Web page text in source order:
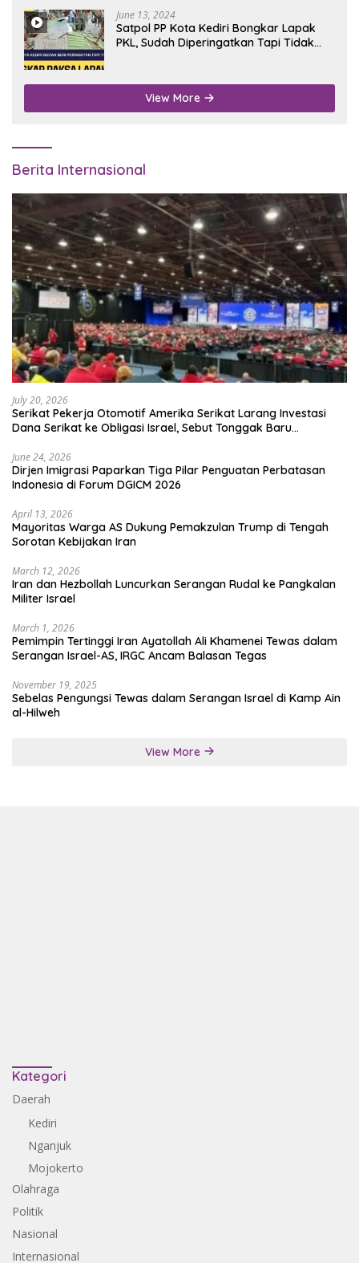
June 13, 2024
Satpol PP Kota Kediri Bongkar Lapak
PKL, Sudah Diperingatkan Tapi Tidak
View More
Berita Internasional
July 20, 2026
Serikat Pekerja Otomotif Amerika Serikat Larang Investasi
Dana Serikat ke Obligasi Israel, Sebut Tonggak Baru
June 24, 2026
Dirjen Imigrasi Paparkan Tiga Pilar Penguatan Perbatasan
Indonesia di Forum DGICM 2026
April 13, 2026
Mayoritas Warga AS Dukung Pemakzulan Trump di Tengah
Sorotan Kebijakan Iran
March 12, 2026
Iran dan Hezbollah Luncurkan Serangan Rudal ke Pangkalan
Militer Israel
March 1, 2026
Pemimpin Tertinggi Iran Ayatollah Ali Khamenei Tewas dalam
Serangan Israel-AS, IRGC Ancam Balasan Tegas
November 19, 2025
Sebelas Pengungsi Tewas dalam Serangan Israel di Kamp Ain
al-Hilweh
View More
Kategori
Daerah
Kediri
Nganjuk
Mojokerto
Olahraga
Politik
Nasional
Internasional